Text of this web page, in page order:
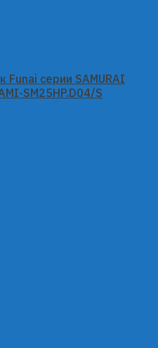
Funai серии SAMURAI
SM25HP.D04/S